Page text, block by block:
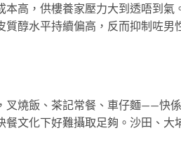
本高，供樓養家壓力大到透唔到
質醇水平持續偏高，反而抑制咗
叉燒飯、茶記常餐、車仔麵——快
餐文化下好難攝取足夠。沙田、